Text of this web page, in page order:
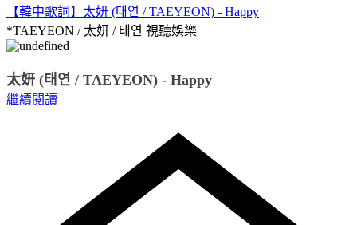
【韓中歌詞】太妍 (태연 / TAEYEON) - Happy
*TAEYEON / 太妍 / 태연 視聽娛樂
太妍 (태연 / TAEYEON) - Happy
繼續閱讀